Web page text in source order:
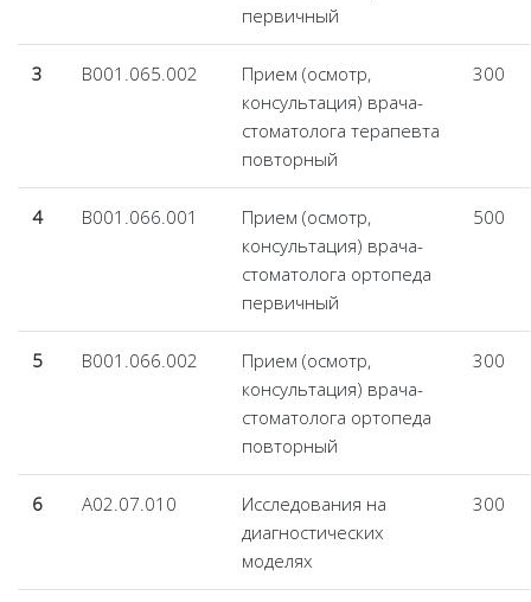
первичный
3 B001.065.002
Прием (осмотр,
консультация) врача-
стоматолога терапевта
повторный
300
4 B001.066.001
Прием (осмотр,
консультация) врача-
стоматолога ортопеда
первичный
500
5 B001.066.002
Прием (осмотр,
консультация) врача-
стоматолога ортопеда
повторный
300
6 A02.07.010
Исследования на
диагностических
моделях
300